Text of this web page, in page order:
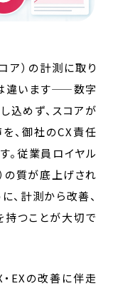
ア）の計測に取り
違います——数字
込めず、スコアが
、御社のCX責任
。従業員ロイヤル
の質が底上げされ
計測から改善、
持つことが大切で
EXの改善に伴走